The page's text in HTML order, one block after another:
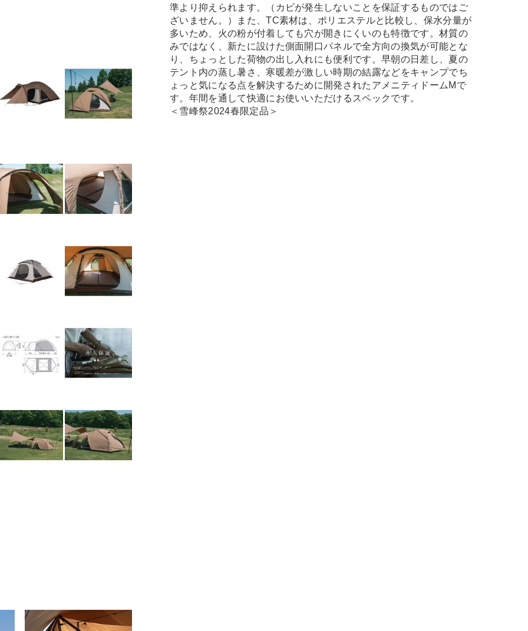
準より抑えられます。（カビが発生しないことを保証するものではご
ざいません。）また、TC素材は、ポリエステルと比較し、保水分量が
多いため、火の粉が付着しても穴が開きにくいのも特徴です。材質の
みではなく、新たに設けた側面開口パネルで全方向の換気が可能とな
り、ちょっとした荷物の出し入れにも便利です。早朝の日差し、夏の
テント内の蒸し暑さ、寒暖差が激しい時期の結露などをキャンプでち
ょっと気になる点を解決するために開発されたアメニティドームMで
す。年間を通して快適にお使いいただけるスペックです。
＜雪峰祭2024春限定品＞